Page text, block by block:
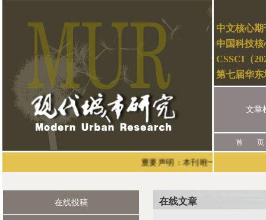
中文核心期
中国科技核
CSSCI（
第七届华
文章
首 页
重要声明：本刊唯一的投稿渠道是
在线文章
在线投稿